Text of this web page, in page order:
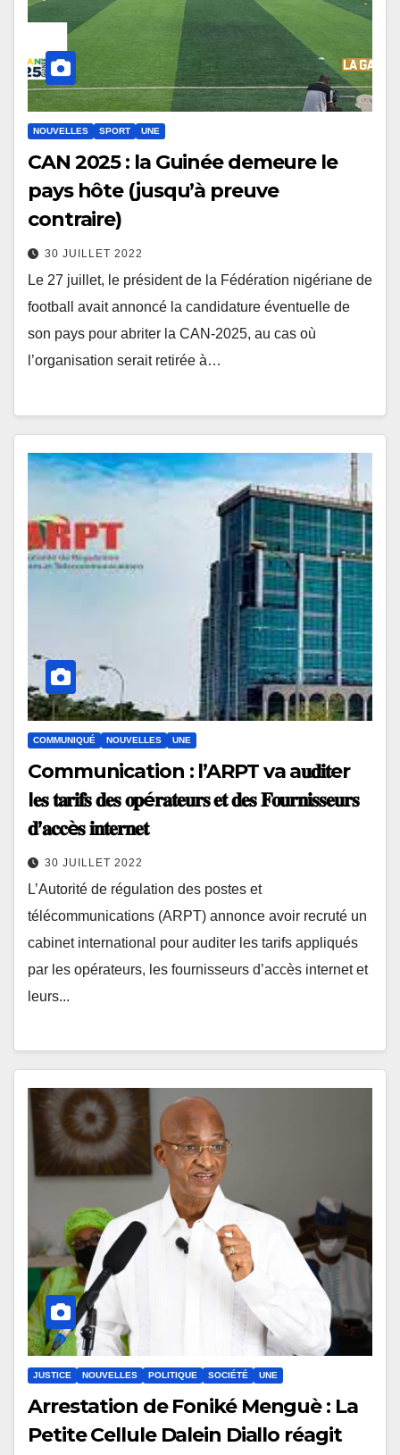
NOUVELLES SPORT UNE
CAN 2025 : la Guinée demeure le
pays hôte (jusqu’à preuve
contraire)
30 JUILLET 2022
Le 27 juillet, le président de la Fédération nigériane de
football avait annoncé la candidature éventuelle de
son pays pour abriter la CAN-2025, au cas où
l’organisation serait retirée à…
COMMUNIQUÉ NOUVELLES UNE
Communication : l’ARPT va a𝐮𝐝𝐢𝐭er
l𝐞𝐬 𝐭𝐚𝐫𝐢𝐟𝐬 𝐝𝐞𝐬 𝐨𝐩é𝐫𝐚𝐭𝐞𝐮𝐫𝐬 𝐞𝐭 𝐝𝐞𝐬 𝐅𝐨𝐮𝐫𝐧𝐢𝐬𝐬𝐞𝐮𝐫𝐬
𝐝’𝐚𝐜𝐜è𝐬 𝐢𝐧𝐭𝐞𝐫𝐧𝐞𝐭
30 JUILLET 2022
L’Autorité de régulation des postes et
télécommunications (ARPT) annonce avoir recruté un
cabinet international pour auditer les tarifs appliqués
par les opérateurs, les fournisseurs d’accès internet et
leurs...
JUSTICE NOUVELLES POLITIQUE SOCIÉTÉ UNE
Arrestation de Foniké Menguè : La
Petite Cellule Dalein Diallo réagit